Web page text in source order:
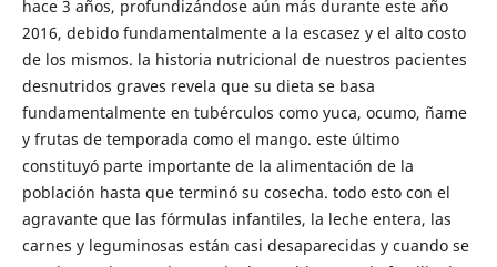
hace 3 años, profundizándose aún más durante este año
2016, debido fundamentalmente a la escasez y el alto costo
de los mismos. la historia nutricional de nuestros pacientes
desnutridos graves revela que su dieta se basa
fundamentalmente en tubérculos como yuca, ocumo, ñame
y frutas de temporada como el mango. este último
constituyó parte importante de la alimentación de la
población hasta que terminó su cosecha. todo esto con el
agravante que las fórmulas infantiles, la leche entera, las
carnes y leguminosas están casi desaparecidas y cuando se